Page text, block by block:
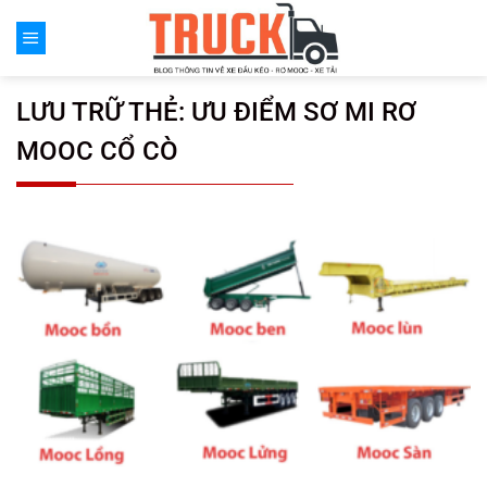
đến
LƯU TRỮ THẺ: ƯU ĐIỂM SƠ MI RƠ
MOOC CỔ CÒ